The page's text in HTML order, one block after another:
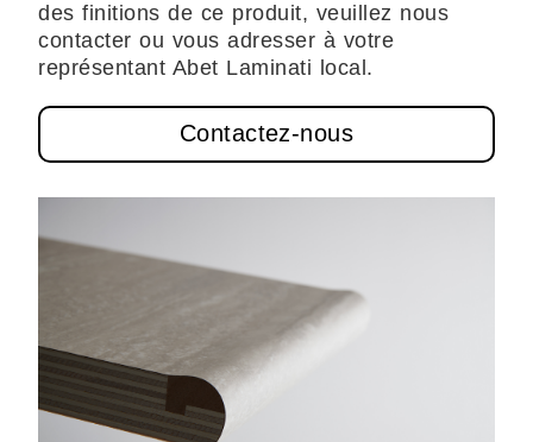
des finitions de ce produit, veuillez nous
contacter ou vous adresser à votre
représentant Abet Laminati local.
Contactez-nous